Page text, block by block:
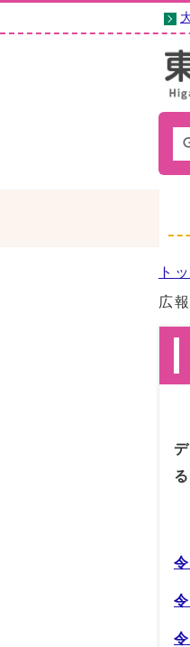
ト
広